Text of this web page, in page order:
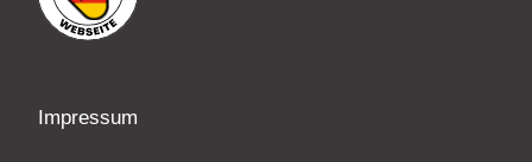
Impressum